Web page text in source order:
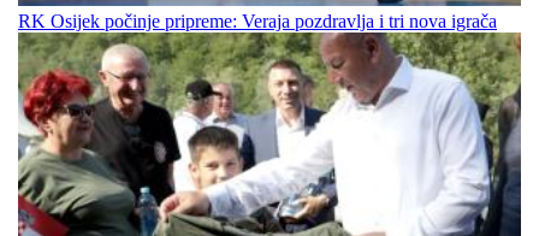
RK Osijek počinje pripreme: Veraja pozdravlja i tri nova igrača